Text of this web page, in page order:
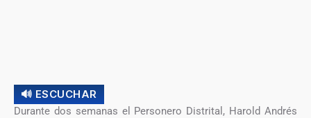
🔊 ESCUCHAR
Durante dos semanas el Personero Distrital, Harold Andrés